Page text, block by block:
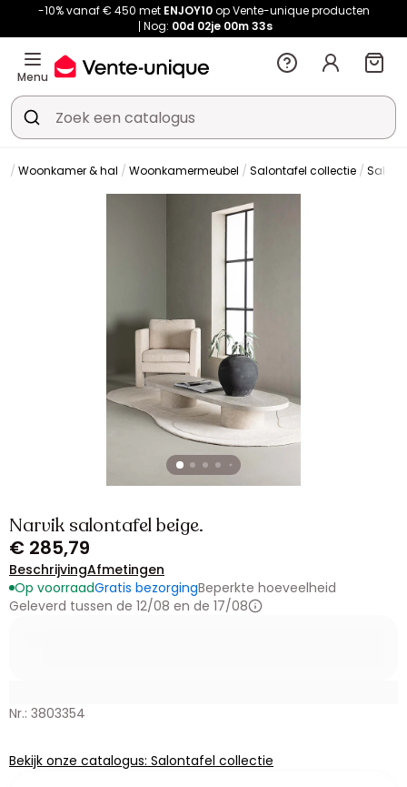
-10% vanaf € 450 met ENJOY10op Vente-unique producten
Nog: 00d 02je 00m 33s
Menu
Woonkamer & hal Woonkamermeubel Salontafel collectie
Narvik salontafel beige.
€ 285,79
BeschrijvingAfmetingen
Op voorraadGratis bezorgingBeperkte hoeveelheid
Geleverd tussen de 12/08 en de 17/08
Nr.: 3803354
Bekijk onze catalogus: Salontafel collectie